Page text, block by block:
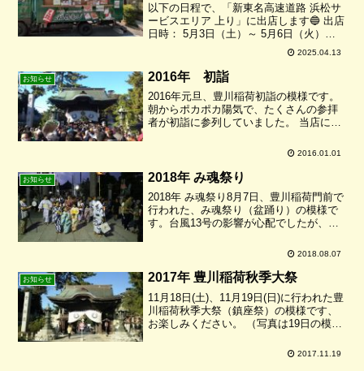
以下の日程で、「新東名高速道路 浜松サ
ービスエリア 上り」に出店します🔵 出店
日時： 5月3日（土）～ 5月6日（火）
10:00～16:00 5月24日（土）と 5月25日
（日） 10:00～16:005月24日（土）のイ
ベントは雨天のた...
2025.04.13
お知らせ 2016年 初詣
2016年元旦、豊川稲荷初詣の模様です。
朝からポカポカ陽気で、たくさんの参拝
者が初詣に参列していました。 当店にも
ました。 誠にありがとうございました。
し上げます。
2016.01.01
お知らせ 2018年 み魂祭り
2018年 み魂祭り8月7日、豊川稲荷門前で
行われた、み魂祭り（盆踊り）の模様で
す。台風13号の影響が心配でしたが、雨
2018.08.07
お知らせ 2017年 豊川稲荷秋季大祭
11月18日(土)、11月19日(日)に行われた豊
川稲荷秋季大祭（鎮座祭）の模様です、
お楽しみください。 （写真は19日の模様
20日は好天に恵まれ、たくさんの参拝者
2017.11.19